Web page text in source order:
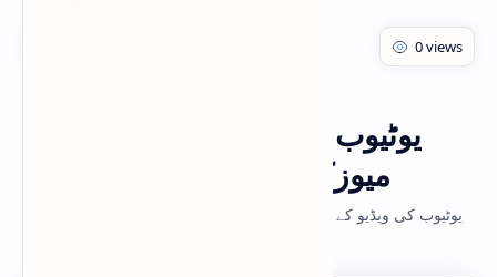
یوٹیوب ویڈیو کیلئے نو کاپی رائٹ
میوزک کہاں سے حاصل کریں
یوٹیوب کی ویڈیو کے لئے نو کاپی رائٹ میوزک ڈاؤن لوڈ کرنے کا بہترین